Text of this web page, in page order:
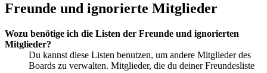
Freunde und ignorierte Mitglieder
Wozu benötige ich die Listen der Freunde und ignorierten
Mitglieder?
Du kannst diese Listen benutzen, um andere Mitglieder des
Boards zu verwalten. Mitglieder, die du deiner Freundesliste